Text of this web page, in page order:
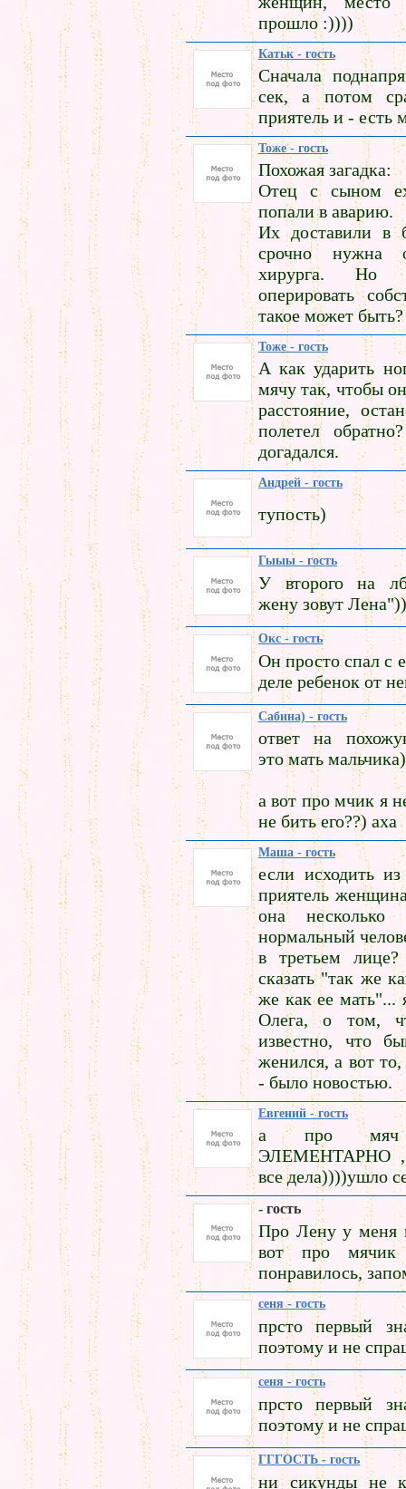
прошло :))))
Катьк - гость
Сначала
сек, а потом
приятель и - есть
Тоже - гость
Похожая загадка:
Отец с сыном
попали в аварию.
Их доставили в
срочно нужна
хирурга. Но
оперировать
такое может быть?
Тоже - гость
А как ударить
мячу так, чтобы
расстояние,
полетел
догадался.
Андрей - гость
тупость)
Гыыы - гость
У второго на
жену зовут
Окс - гость
Он просто спал с
деле ребенок от
Сабина) - гость
ответ на
это мать
а вот про мчик я
не бить его??) аха
Маша - гость
если исходить
приятель
она несколько
нормальный
в третьем
сказать "так же
же как ее мать"...
Олега, о том,
известно, что
женился, а вот то,
- было новостью.
Евгений - гость
а про мяч
ЭЛЕМЕНТАРНО ,
все дела))))ушло
- гость
Про Лену у меня
вот про мячик
понравилось,
сеня - гость
прсто первый
поэтому и не
сеня - гость
прсто первый
поэтому и не
ГГГОСТЬ - гость
ни сикунды не